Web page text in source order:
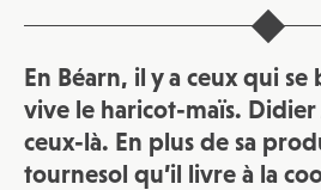
En Béarn, il y a ceux qui
vive le haricot-maïs.
ceux-là. En plus de sa
tournesol qu’il livre à la